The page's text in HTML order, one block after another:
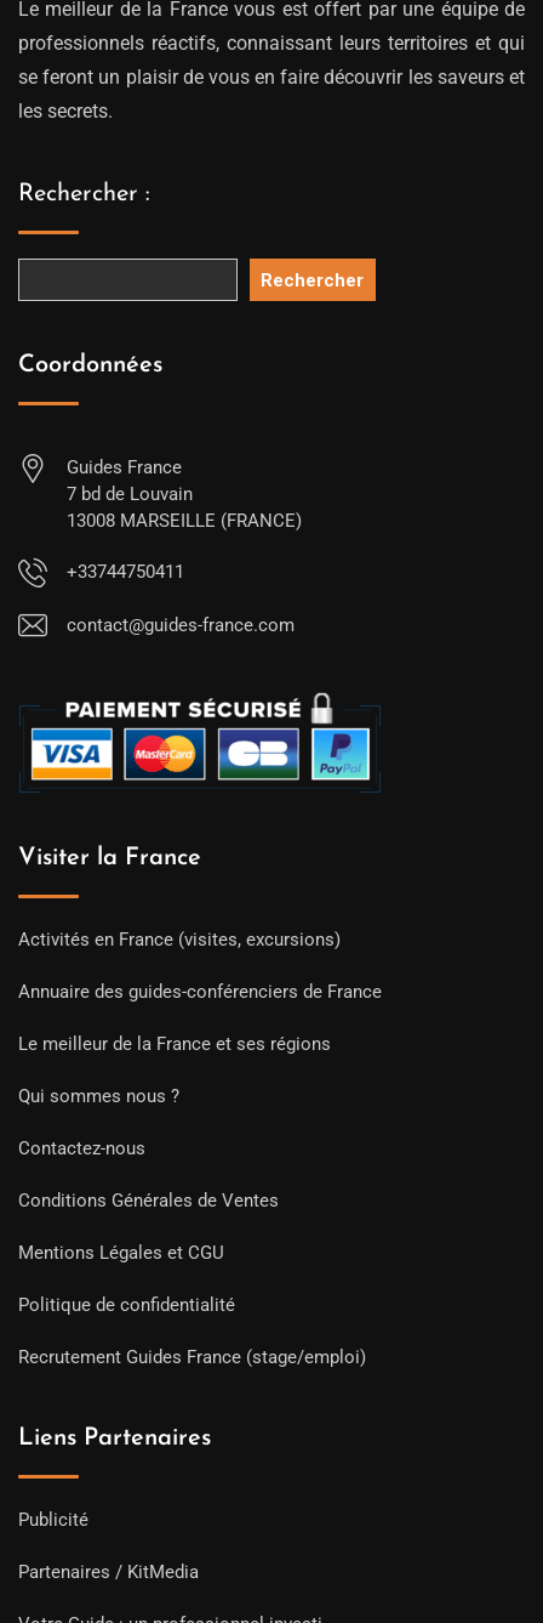
Le meilleur de la France vous est offert par une équipe de
professionnels réactifs, connaissant leurs territoires et qui
se feront un plaisir de vous en faire découvrir les saveurs et
les secrets.
Rechercher :
Rechercher
Coordonnées
Guides France
7 bd de Louvain
13008 MARSEILLE (FRANCE)
+33744750411
contact@guides-france.com
Visiter la France
Activités en France (visites, excursions)
Annuaire des guides-conférenciers de France
Le meilleur de la France et ses régions
Qui sommes nous ?
Contactez-nous
Conditions Générales de Ventes
Mentions Légales et CGU
Politique de confidentialité
Recrutement Guides France (stage/emploi)
Liens Partenaires
Publicité
Partenaires / KitMedia